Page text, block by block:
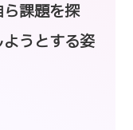
課題を探
うとする姿